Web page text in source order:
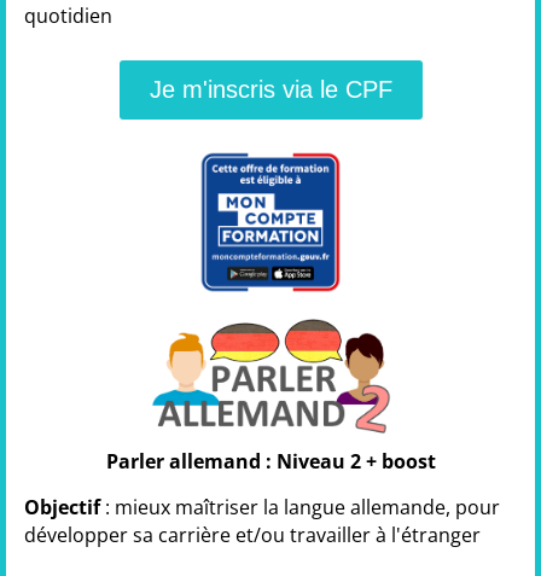
quotidien
Je m'inscris via le CPF
Parler allemand : Niveau 2 + boost
Objectif: mieux maîtriser la langue allemande, pour
développer sa carrière et/ou travailler à l'étranger